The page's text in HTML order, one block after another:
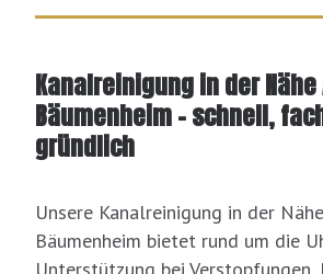
Kanalreinigung in der
Bäumenheim – schnell,
gründlich
Unsere Kanalreinigung in der
Bäumenheim bietet rund um die